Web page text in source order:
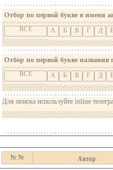
Отбор по первой букве в имени
ВСЕ А Б В Г Д
Отбор по первой букве названия
ВСЕ А Б В Г Д
Для поиска используйте inline
№ № Автор